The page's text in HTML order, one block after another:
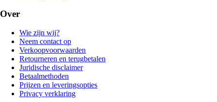
Over
Wie zijn wij?
Neem contact op
Verkoopvoorwaarden
Retourneren en terugbetalen
Juridische disclaimer
Betaalmethoden
Prijzen en leveringsopties
Privacy verklaring